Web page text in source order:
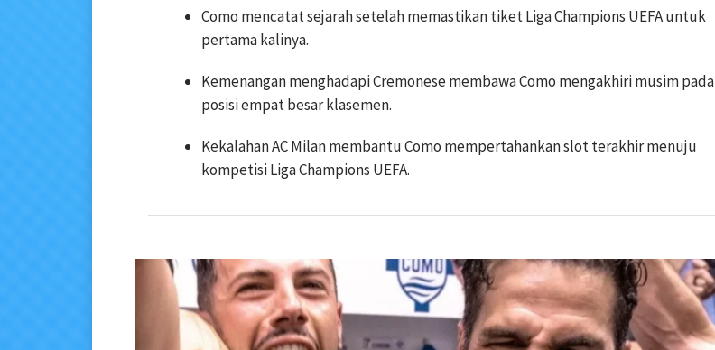
Como mencatat sejarah setelah memastikan tiket Liga Champions UEFA untuk
pertama kalinya.
Kemenangan menghadapi Cremonese membawa Como mengakhiri musim pada
posisi empat besar klasemen.
Kekalahan AC Milan membantu Como mempertahankan slot terakhir menuju
kompetisi Liga Champions UEFA.